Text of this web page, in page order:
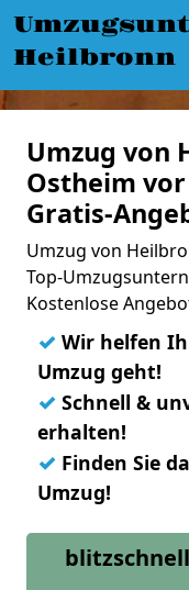
Heilbronn
Umzug von
Ostheim
Gratis-
Umzug von
Top-
Kostenlose
✓ Wir helfen
Umzug geht!
✓ Schnell &
erhalten!
✓ Finden Sie
Umzug!